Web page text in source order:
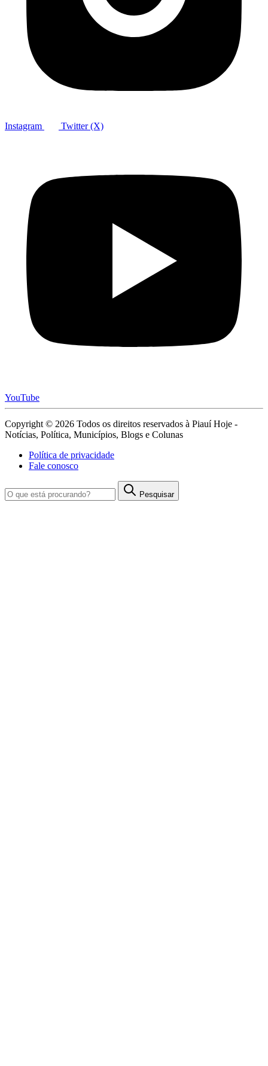
Instagram Twitter (X)
YouTube
Copyright © 2026 Todos os direitos reservados à Piauí Hoje -
Notícias, Política, Municípios, Blogs e Colunas
Política de privacidade
Fale conosco
Pesquisar